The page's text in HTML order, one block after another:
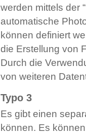
werden mittels der
automatische
können definiert
die Erstellung von
Durch die
von weiteren
Typo 3
Es gibt einen
können. Es